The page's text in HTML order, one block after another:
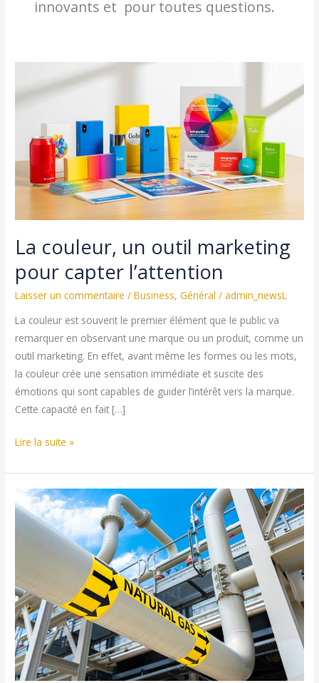
innovants et pour toutes questions.
La couleur, un outil marketing
pour capter l’attention
Laisser un commentaire /Business,Général /admin_newsL
La couleur est souvent le premier élément que le public va
remarquer en observant une marque ou un produit, comme un
outil marketing. En effet, avant même les formes ou les mots,
la couleur crée une sensation immédiate et suscite des
émotions qui sont capables de guider l’intérêt vers la marque.
Cette capacité en fait […]
La
un
outil
marketing
Lire la suite »